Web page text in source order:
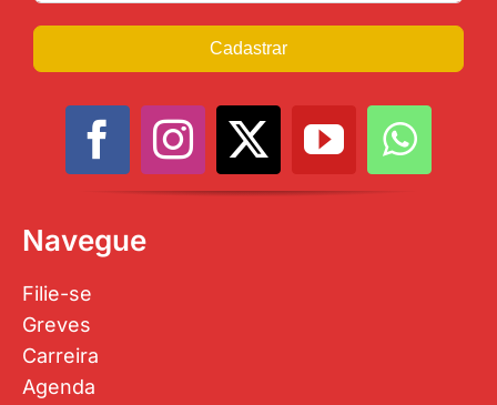
Cadastrar
Navegue
Filie-se
Greves
Carreira
Agenda